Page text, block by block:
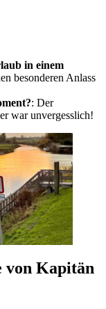
in einem
besonderen Anlass
: Der
war unvergesslich!
von Kapitän